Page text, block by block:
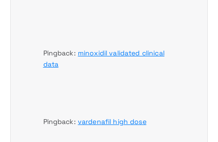
Pingback: minoxidil validated clinical
data
Pingback: vardenafil high dose